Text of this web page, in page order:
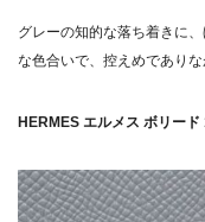
まとめ
グレーの知的な落ち着きに
な色合いで、控えめであり
HERMES エルメス ボリー